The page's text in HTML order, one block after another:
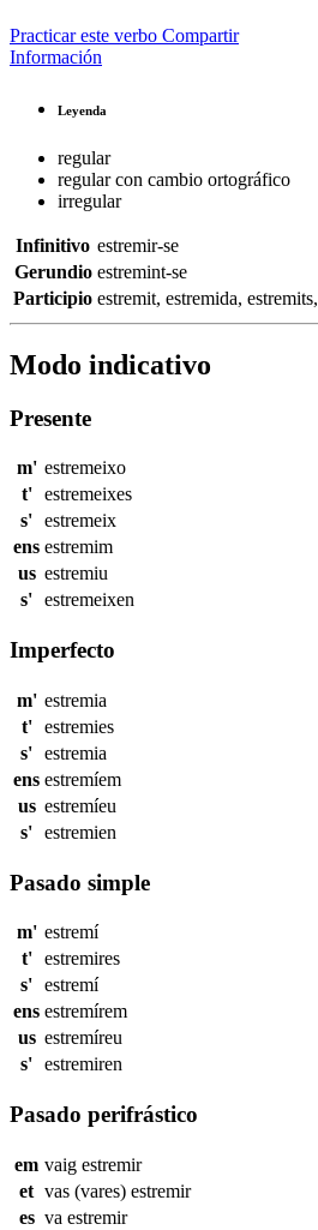
Practicar este verbo Compartir
Información
Leyenda
regular
regular con cambio ortográfico
irregular
Infinitivo estremir-se
Gerundio estremint-se
Participio estremit, estremida, estremits,
Modo indicativo
Presente
m' estremeixo
t'
estremeixes
s' estremeix
ens estremim
us estremiu
s' estremeixen
Imperfecto
m' estremia
t'
estremies
s' estremia
ens estremíem
us estremíeu
s' estremien
Pasado simple
m' estremí
t'
estremires
s' estremí
ens estremírem
us estremíreu
s' estremiren
Pasado perifrástico
em vaig estremir
et vas (vares) estremir
es va estremir